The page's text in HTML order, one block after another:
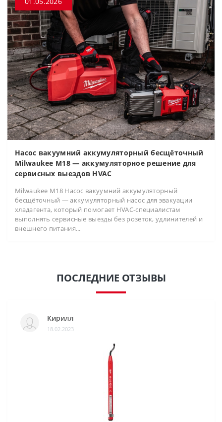
Насос вакуумний аккумуляторный бесщёточный
Milwaukee M18 — аккумуляторное решение для
сервисных выездов HVAC
Milwaukee M18 Насос вакуумний аккумуляторный
бесщёточный — аккумуляторный насос для эвакуации
хладагента, который помогает HVAC-специалистам
выполнять сервисные выезды без розеток, удлинителей и
внешнего питания...
ПОСЛЕДНИЕ ОТЗЫВЫ
Кирилл
18.02.2023